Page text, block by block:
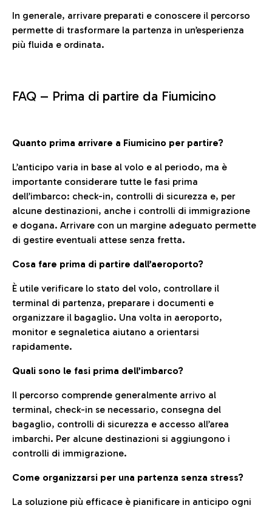
In generale, arrivare preparati e conoscere il percorso
permette di trasformare la partenza in un’esperienza
più fluida e ordinata.
FAQ – Prima di partire da Fiumicino
Quanto prima arrivare a Fiumicino per partire?
L’anticipo varia in base al volo e al periodo, ma è
importante considerare tutte le fasi prima
dell’imbarco: check-in, controlli di sicurezza e, per
alcune destinazioni, anche i controlli di immigrazione
e dogana. Arrivare con un margine adeguato permette
di gestire eventuali attese senza fretta.
Cosa fare prima di partire dall’aeroporto?
È utile verificare lo stato del volo, controllare il
terminal di partenza, preparare i documenti e
organizzare il bagaglio. Una volta in aeroporto,
monitor e segnaletica aiutano a orientarsi
rapidamente.
Quali sono le fasi prima dell’imbarco?
Il percorso comprende generalmente arrivo al
terminal, check-in se necessario, consegna del
bagaglio, controlli di sicurezza e accesso all’area
imbarchi. Per alcune destinazioni si aggiungono i
controlli di immigrazione.
Come organizzarsi per una partenza senza stress?
La soluzione più efficace è pianificare in anticipo ogni